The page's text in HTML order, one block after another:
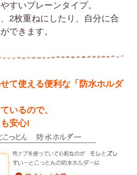
すいプレーンタイプ。
2枚重ねにしたり、自分に合
できます。
て使える便利な「防水ホルダ
いるので、
安心!